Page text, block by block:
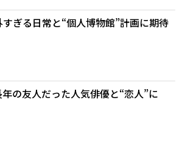
ぎる日常と“個人博物館”計画に期待
の友人だった人気俳優と“恋人”に